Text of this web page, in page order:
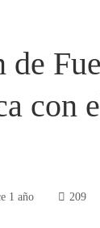
de
con
1 año 209